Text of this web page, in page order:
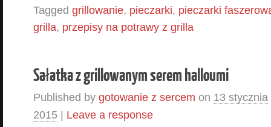
Tagged grillowanie, pieczarki, pieczarki
grilla, przepisy na potrawy z grilla
Sałatka z grillowanym serem halloumi
Published by gotowanie z sercem on 13 stycznia
2015 | Leave a response